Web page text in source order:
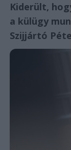
Kiderült,
a külügy
Szijjártó